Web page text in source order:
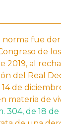
norma fue
de
2019, al
del Real
14 de
materia de
304, de 18